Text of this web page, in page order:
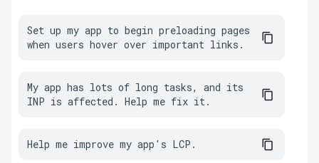
Set up my app to begin preloading pages
when users hover over important links.
My app has lots of long tasks, and its
INP is affected. Help me fix it.
Help me improve my app's LCP.